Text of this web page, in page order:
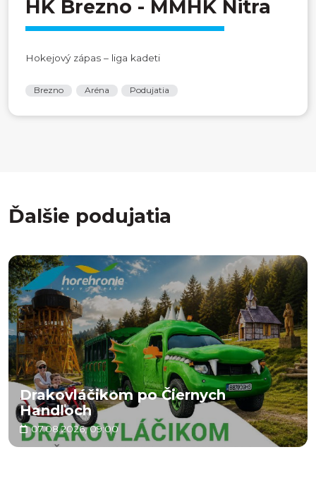
HK Brezno - MMHK Nitra
Hokejový zápas – liga kadeti
Brezno Aréna Podujatia
Ďalšie podujatia
Drakovláčikom po Čiernych
Handľoch
07.08.2026, 09:00